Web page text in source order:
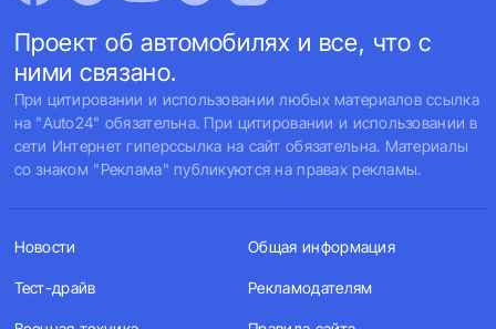
Проект об автомобилях и все, что с
ними связано.
При цитировании и использовании любых материалов ссылка
на "Auto24" обязательна. При цитировании и использовании в
сети Интернет гиперссылка на сайт обязательна. Материалы
со знаком "Реклама" публикуются на правах рекламы.
Новости
Тест-драйв
Общая информация
Рекламодателям